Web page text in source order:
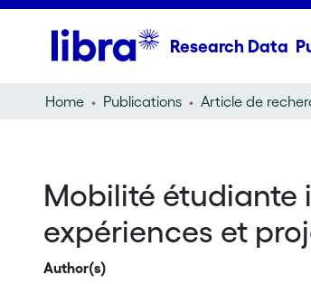
Research Data
Home Publications
Mobilité étudiante
expériences et
Author(s)